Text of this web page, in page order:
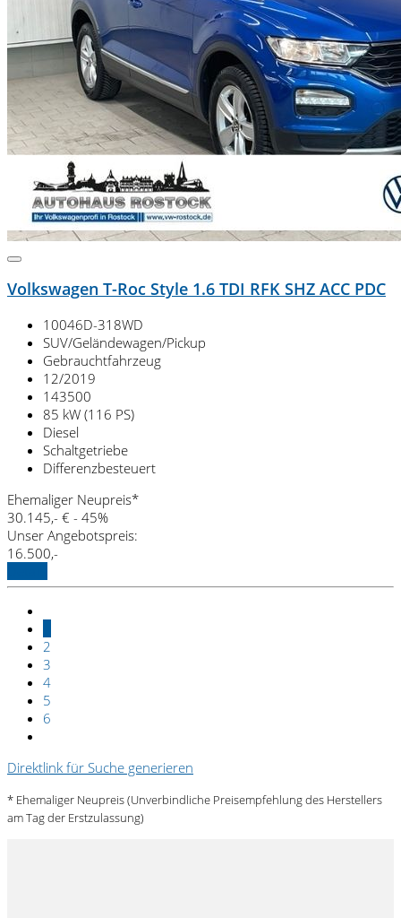
Volkswagen T-Roc Style 1.6 TDI RFK SHZ ACC PDC
10046D-318WD
SUV/Geländewagen/Pickup
Gebrauchtfahrzeug
12/2019
143500
85 kW (116 PS)
Diesel
Schaltgetriebe
Differenzbesteuert
Ehemaliger Neupreis*
30.145,- € - 45%
Unser Angebotspreis:
16.500,-
2
3
4
5
6
Direktlink für Suche generieren
* Ehemaliger Neupreis (Unverbindliche Preisempfehlung des Herstellers
am Tag der Erstzulassung)